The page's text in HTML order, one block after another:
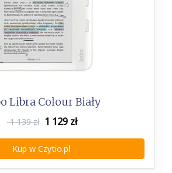
Libra Colour Biały
1 139 zł 1 129zł
Kup w Czytio.pl